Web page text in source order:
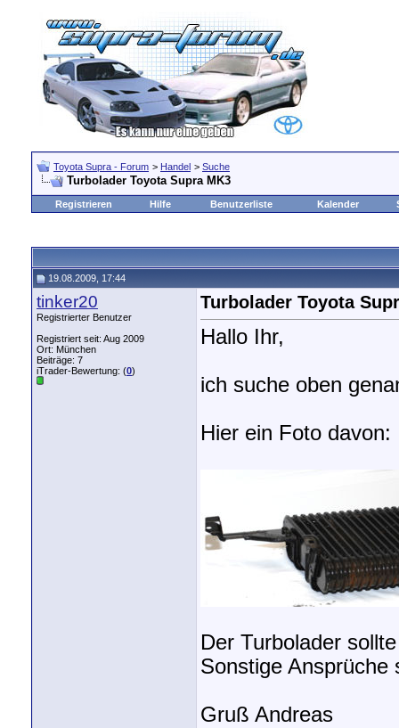
Toyota Supra - Forum > Handel > Suche
Turbolader Toyota Supra MK3
Registrieren Hilfe Benutzerliste Kalender
19.08.2009, 17:44
tinker20
Registrierter Benutzer
Registriert seit: Aug 2009
Ort: München
Beiträge: 7
iTrader-Bewertung: (0)
Turbolader Toyota
Hallo Ihr,
ich suche oben
Hier ein Foto davon:
Der Turbolader
Sonstige Ansprüche
Gruß Andreas